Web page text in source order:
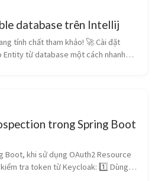
database trên Intellij
tính chất tham khảo! 🚀 Cài đặt
Entity từ database một cách nhanh
trong Spring Boot
Boot, khi sử dụng OAuth2 Resource
tra token từ Keycloak: 1️⃣ Dùng